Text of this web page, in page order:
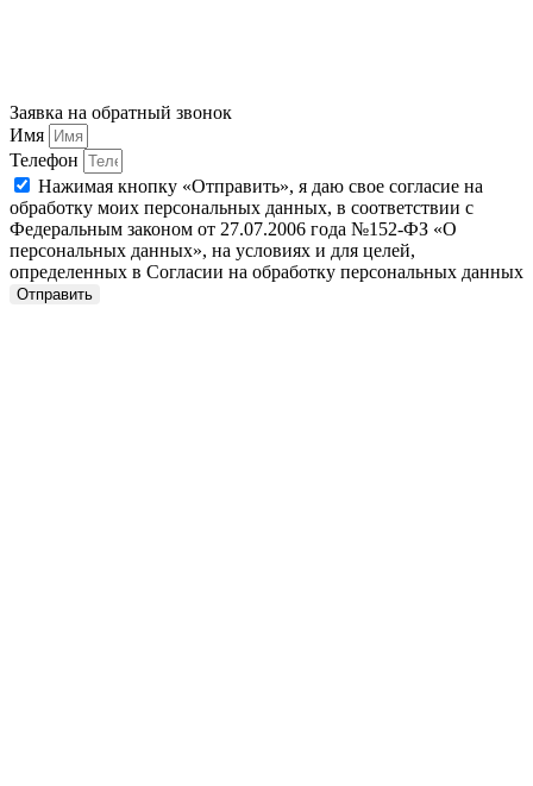
Заявка на обратный звонок
Имя
Телефон
Нажимая кнопку «Отправить», я даю свое согласие на
обработку моих персональных данных, в соответствии с
Федеральным законом от 27.07.2006 года №152-ФЗ «О
персональных данных», на условиях и для целей,
определенных в Согласии на обработку персональных данных
Отправить